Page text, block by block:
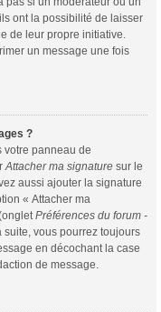
ont la possibilité de laisser
de leur propre initiative.
un message une fois
?
votre panneau de
Attacher ma signature sur le
aussi ajouter la signature
« Attacher ma
Préférences du forum -
suite, vous pourrez toujours
en décochant la case
de message.